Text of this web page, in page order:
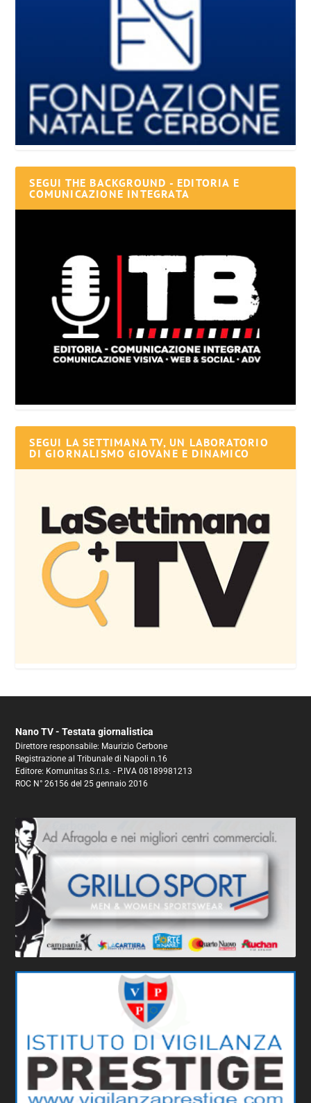
SEGUI THE BACKGROUND - EDITORIA E
COMUNICAZIONE INTEGRATA
SEGUI LA SETTIMANA TV, UN LABORATORIO
DI GIORNALISMO GIOVANE E DINAMICO
Nano TV - Testata giornalistica
Direttore responsabile: Maurizio Cerbone
Registrazione al Tribunale di Napoli n.16
Editore: Komunitas S.r.l.s. - P.IVA 08189981213
ROC N° 26156 del 25 gennaio 2016